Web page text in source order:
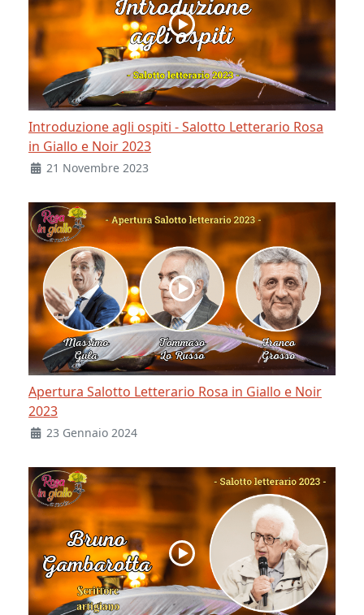
Introduzione agli ospiti - Salotto Letterario Rosa
in Giallo e Noir 2023
21 Novembre 2023
Apertura Salotto Letterario Rosa in Giallo e Noir
2023
23 Gennaio 2024